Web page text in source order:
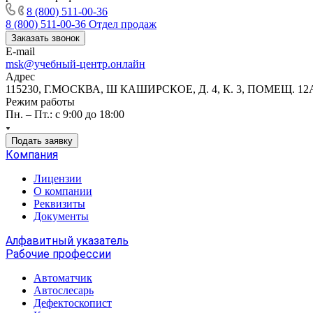
8 (800) 511-00-36
8 (800) 511-00-36 Отдел продаж
Заказать звонок
E-mail
msk@учебный-центр.онлайн
Адрес
115230, Г.МОСКВА, Ш КАШИРСКОЕ, Д. 4, К. 3, ПОМЕЩ.
Режим работы
Пн. – Пт.: с 9:00 до 18:00
Подать заявку
Компания
Лицензии
О компании
Реквизиты
Документы
Алфавитный указатель
Рабочие профессии
Автоматчик
Автослесарь
Дефектоскопист